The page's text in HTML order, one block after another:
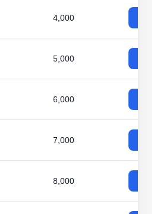
4,000
5,000
6,000
7,000
8,000